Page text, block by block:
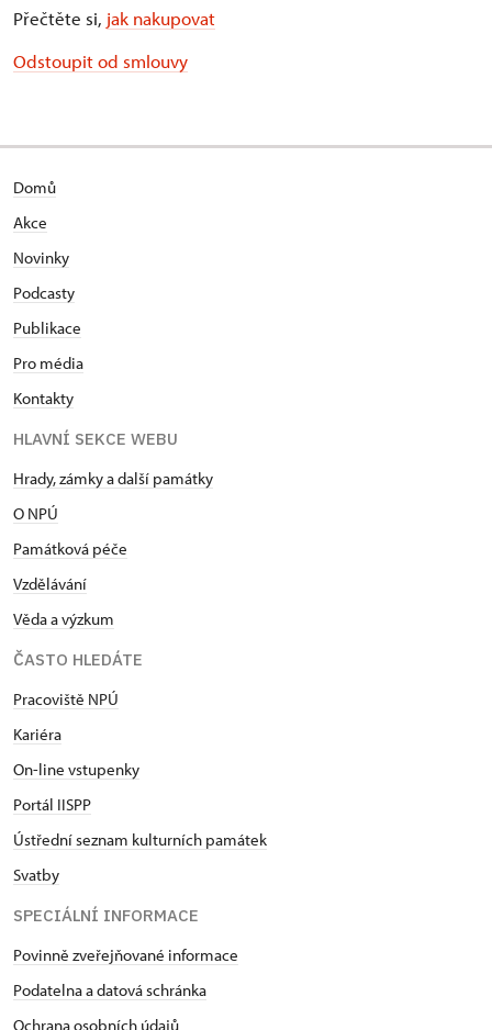
Přečtěte si, jak nakupovat
Odstoupit od smlouvy
Domů
Akce
Novinky
Podcasty
Publikace
Pro média
Kontakty
HLAVNÍ SEKCE WEBU
Hrady, zámky a další památky
O NPÚ
Památková péče
Vzdělávání
Věda a výzkum
ČASTO HLEDÁTE
Pracoviště NPÚ
Kariéra
On-line vstupenky
Portál IISPP
Ústřední seznam kulturních památek
Svatby
SPECIÁLNÍ INFORMACE
Povinně zveřejňované informace
Podatelna a datová schránka
Ochrana osobních údajů